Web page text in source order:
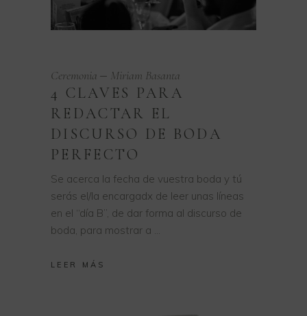
Ceremonia Miriam Basanta
4 CLAVES PARA
REDACTAR EL
DISCURSO DE BODA
PERFECTO
Se acerca la fecha de vuestra boda y tú
serás el/la encargadx de leer unas líneas
en el “día B”, de dar forma al discurso de
boda, para mostrar a
LEER MÁS